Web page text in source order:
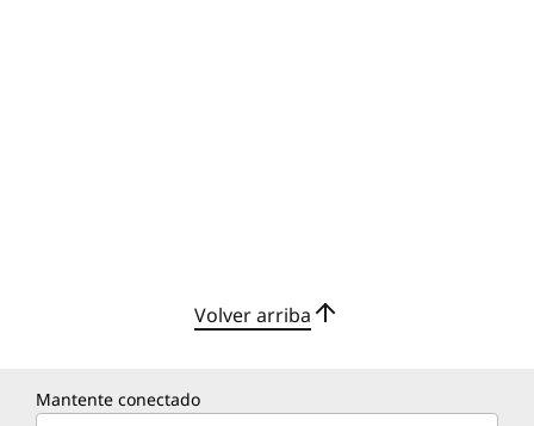
Volver arriba
Mantente conectado